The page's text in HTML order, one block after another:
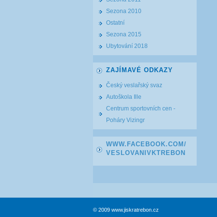
Sezona 2010
Ostatní
Sezona 2015
Ubytování 2018
ZAJÍMAVÉ ODKAZY
Český veslařský svaz
Autoškola Ille
Centrum sportovních cen -
Poháry Vizingr
WWW.FACEBOOK.COM/
VESLOVANIVKTREBON
© 2009 www.jiskratrebon.cz